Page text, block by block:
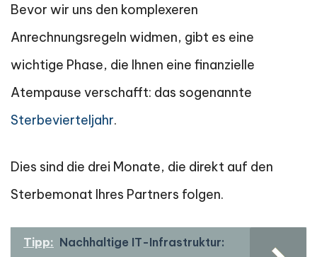
Bevor wir uns den komplexeren
Anrechnungsregeln widmen, gibt es eine
wichtige Phase, die Ihnen eine finanzielle
Atempause verschafft: das sogenannte
Sterbevierteljahr.
Dies sind die drei Monate, die direkt auf den
Sterbemonat Ihres Partners folgen.
Tipp: Nachhaltige IT-Infrastruktur: